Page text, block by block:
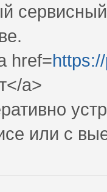
href=
a>
или с